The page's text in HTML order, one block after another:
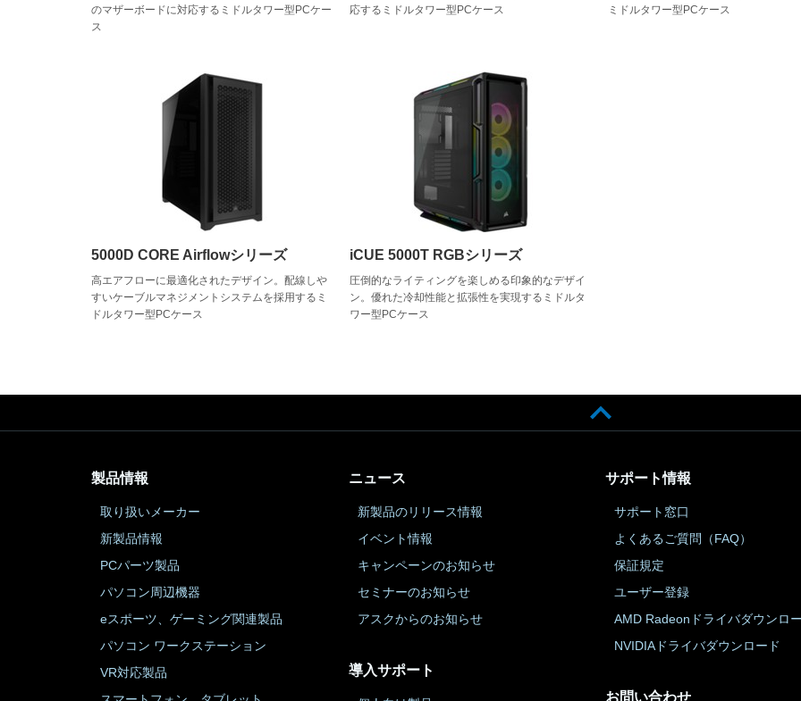
のマザーボードに対応するミドルタワー型PCケー
ス
応するミドルタワー型PCケース
ミドルタワー型PCケース
5000D CORE Airflowシリーズ
高エアフローに最適化されたデザイン。配線しや
すいケーブルマネジメントシステムを採用するミ
ドルタワー型PCケース
iCUE 5000T RGBシリーズ
圧倒的なライティングを楽しめる印象的なデザイ
ン。優れた冷却性能と拡張性を実現するミドルタ
ワー型PCケース
製品情報
取り扱いメーカー
新製品情報
PCパーツ製品
パソコン周辺機器
eスポーツ、ゲーミング関連製品
パソコン ワークステーション
VR対応製品
ニュース
新製品のリリース情報
イベント情報
キャンペーンのお知らせ
セミナーのお知らせ
アスクからのお知らせ
導入サポート
サポート情報
サポート窓口
よくあるご質問（FAQ）
保証規定
ユーザー登録
AMD Radeonドライバダウンロ
NVIDIAドライバダウンロード
お問い合わせ